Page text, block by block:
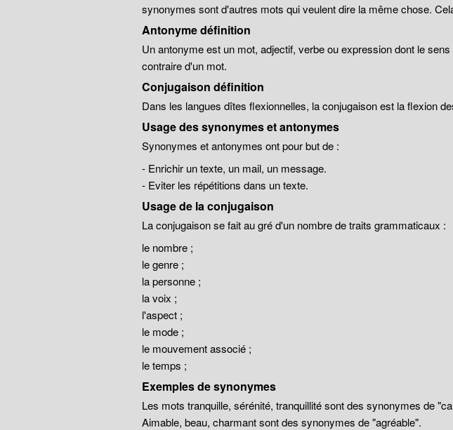
synonymes sont d'autres mots qui veulent dire la même chose.
Antonyme définition
Un antonyme est un mot, adjectif, verbe ou expression dont le
contraire d'un mot.
Conjugaison définition
Dans les langues dîtes flexionnelles, la conjugaison est la flexion
Usage des synonymes et antonymes
Synonymes et antonymes ont pour but de :
- Enrichir un texte, un mail, un message.
- Eviter les répétitions dans un texte.
Usage de la conjugaison
La conjugaison se fait au gré d'un nombre de traits grammaticaux :
le nombre ;
le genre ;
la personne ;
la voix ;
l'aspect ;
le mode ;
le mouvement associé ;
le temps ;
Exemples de synonymes
Les mots tranquille, sérénité, tranquillité sont des synonymes de
Aimable, beau, charmant sont des synonymes de "agréable".